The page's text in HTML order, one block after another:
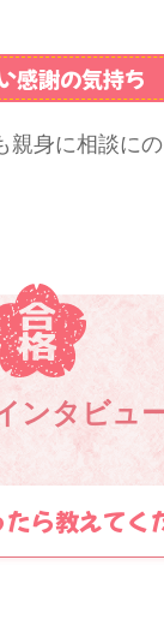
感謝の気持ち
身に相談に
ンタビュ
ら教えてく